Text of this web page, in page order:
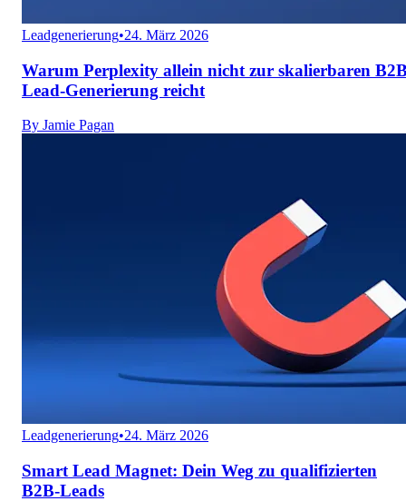
Leadgenerierung•24. März 2026
Warum Perplexity allein nicht zur skalierbaren
Lead-Generierung reicht
By Jamie Pagan
Leadgenerierung•24. März 2026
Smart Lead Magnet: Dein Weg zu qualifizierten
B2B-Leads